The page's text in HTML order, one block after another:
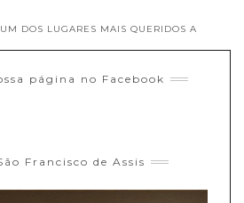
DOS LUGARES MAIS QUERIDOS A
página no Facebook
Francisco de Assis